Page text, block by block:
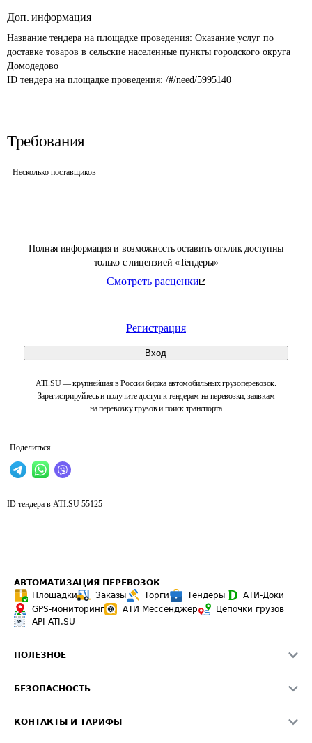
Полная информация и возможность оставить отклик доступны
только с лицензией «Тендеры»
Смотреть расценки
Регистрация
Вход
ATI.SU — крупнейшая в России биржа автомобильных грузоперевозок.
Зарегистрируйтесь и получите доступ к тендерам на перевозки, заявкам
на перевозку грузов и поиск транспорта
Поделиться
Доп. информация
Название тендера на площадке проведения: Оказание услуг по
доставке товаров в сельские населенные пункты городского округа
Домодедово
ID тендера на площадке проведения: /#/need/5995140
Требования
Несколько поставщиков
ID тендера в ATI.SU 55125
АВТОМАТИЗАЦИЯ ПЕРЕВОЗОК
Площадки
Заказы Торги Тендеры
АТИ-Доки
GPS-мониторинг
АТИ Мессенджер
Цепочки грузов
API ATI.SU
ПОЛЕЗНОЕ
Звезды ATI.SU на вашем сайте
БЕЗОПАСНОСТЬ
КОНТАКТЫ И ТАРИФЫ